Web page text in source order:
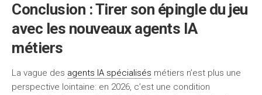
Conclusion : Tirer son épingle du jeu
avec les nouveaux agents IA
métiers
La vague des agents IA spécialisés métiers n’est plus une
perspective lointaine: en 2026, c’est une condition